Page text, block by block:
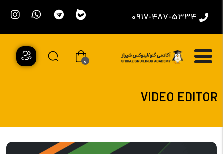
0917-487-5334
0
VIDEO EDITOR